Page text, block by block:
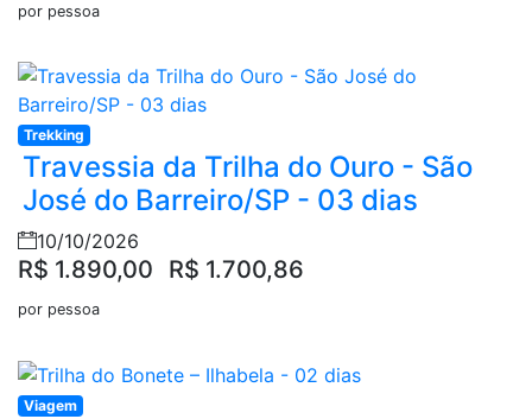
por pessoa
Trekking
Travessia da Trilha do Ouro - São
José do Barreiro/SP - 03 dias
10/10/2026
R$ 1.890,00 R$ 1.700,86
por pessoa
Viagem